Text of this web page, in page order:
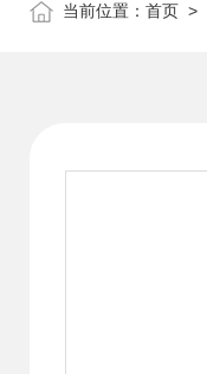
当前位置： 首页 >